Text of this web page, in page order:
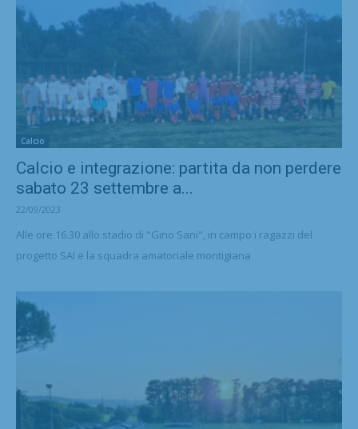
Calcio
Calcio e integrazione: partita da non perdere
sabato 23 settembre a...
22/09/2023
Alle ore 16.30 allo stadio di "Gino Sani", in campo i ragazzi del
progetto SAI e la squadra amatoriale montigiana